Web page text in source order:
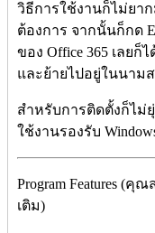
วิธีการใช้งานก็ไม่ยา
ต้องการ จากนั้นก็กด
ของ Office 365 เลย
และย้ายไปอยู่ในนาม
สำหรับการติดตั้งก็ไม่
ใช้งานรองรับ
Program Features (คุ
เติม)